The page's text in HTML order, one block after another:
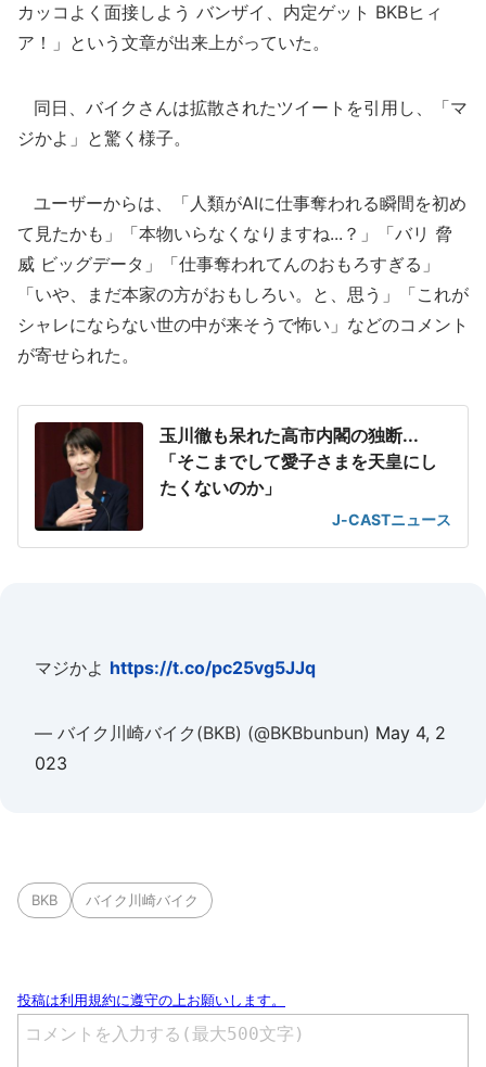
カッコよく面接しよう バンザイ、内定ゲット BKBヒィ
ア！」という文章が出来上がっていた。
同日、バイクさんは拡散されたツイートを引用し、「マ
ジかよ」と驚く様子。
ユーザーからは、「人類がAIに仕事奪われる瞬間を初め
て見たかも」「本物いらなくなりますね...？」「バリ 脅
威 ビッグデータ」「仕事奪われてんのおもろすぎる」
「いや、まだ本家の方がおもしろい。と、思う」「これが
シャレにならない世の中が来そうで怖い」などのコメント
が寄せられた。
玉川徹も呆れた高市内閣の独断...
「そこまでして愛子さまを天皇にし
たくないのか」
J-CASTニュース
マジかよ https://t.co/pc25vg5JJq
— バイク川崎バイク(BKB) (@BKBbunbun) May 4, 2
023
BKB バイク川崎バイク